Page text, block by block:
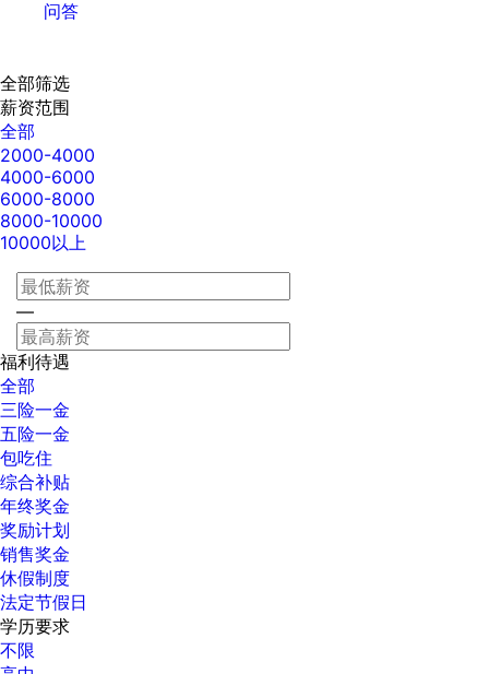
问答
全部筛选
薪资范围
全部
2000-4000
4000-6000
6000-8000
8000-10000
10000以上
—
福利待遇
全部
三险一金
五险一金
包吃住
综合补贴
年终奖金
奖励计划
销售奖金
休假制度
法定节假日
学历要求
不限